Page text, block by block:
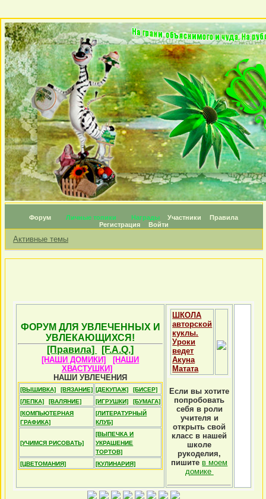
Форум Личные топики Награды Участники
Правила
Регистрация
Войти
Активные темы
ФОРУМ ДЛЯ УВЛЕЧЕННЫХ И
УВЛЕКАЮЩИХСЯ!
[Правила]
[F.A.Q.]
[НАШИ ДОМИКИ]
[НАШИ
ХВАСТУШКИ]
НАШИ УВЛЕЧЕНИЯ
[ВЫШИВКА] [ВЯЗАНИЕ] [ДЕКУПАЖ]
[БИСЕР]
[ЛЕПКА]
[ВАЛЯНИЕ] [ИГРУШКИ]
[БУМАГА]
[КОМПЬЮТЕРНАЯ
ГРАФИКА]
[ЛИТЕРАТУРНЫЙ
КЛУБ]
[УЧИМСЯ РИСОВАТЬ]
[ВЫПЕЧКА И
УКРАШЕНИЕ
ТОРТОВ]
[ЦВЕТОМАНИЯ]
[КУЛИНАРИЯ]
ШКОЛА
авторской
куклы.
Уроки
ведет
Акуна
Матата
Если вы хотите
попробовать
себя в роли
учителя и
открыть свой
класс в нашей
школе
рукоделия,
пишите в моем
домике